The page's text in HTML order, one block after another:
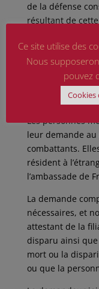
de la défense
résultant de
Le montant de la
significatifs après
augmenté
supérieur à cinq.
Article 3En
Les personnes
leur demande
combattants.
résident à
l’ambassade de
La demande
nécessaires, et
attestant de la
disparu ainsi
mort ou la
ou que la
Ce site utilise des
Nous
pouvez
Cookies